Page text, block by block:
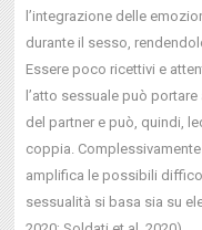
l’integrazione delle
durante il sesso,
Essere poco ricettivi e
l’atto sessuale può
del partner e può, quindi,
coppia.
amplifica le possibili
sessualità si basa sia su